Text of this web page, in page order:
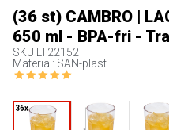
(36 st) CAMBRO |
650 ml - BPA-fri -
SKU LT22152
Material: SAN-plast